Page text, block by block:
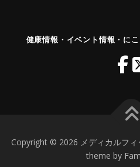
健康情報・イベント情報・に
Copyright © 2026 メディカルフィ
theme by